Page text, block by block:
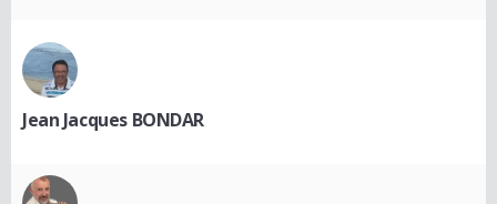
Jean Jacques BONDAR